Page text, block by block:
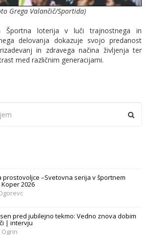
Grega Valančič/Sportida)
Športna loterija v luči trajnostnega in
delovanja dokazuje svojo predanost
in zdravega načina življenja ter
med različnim generacijami.
prostovoljce –Svetovna serija v športnem
2026
pred jubilejno tekmo: Vedno znova dobim
| intervju